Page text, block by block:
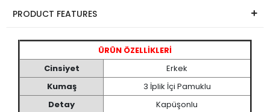
PRODUCT FEATURES
ÜRÜN ÖZELLİKLERİ
Cinsiyet
Erkek
Kumaş
3 İplik İçi Pamuklu
Detay
Kapüşonlu